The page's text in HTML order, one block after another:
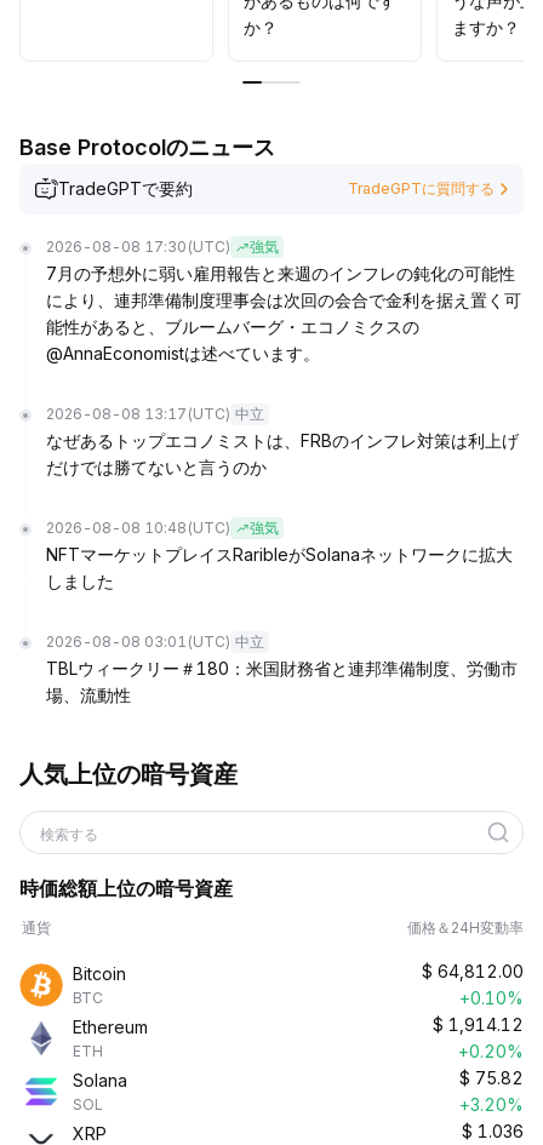
か？
ますか？
Base Protocolのニュース
TradeGPTで要約 TradeGPTに質問する
2026-08-08 17:30 (UTC) 強気
7月の予想外に弱い雇用報告と来週のインフレの鈍化の可能性
により、連邦準備制度理事会は次回の会合で金利を据え置く可
能性があると、ブルームバーグ・エコノミクスの
@AnnaEconomistは述べています。
2026-08-08 13:17 (UTC) 中立
なぜあるトップエコノミストは、FRBのインフレ対策は利上げ
だけでは勝てないと言うのか
2026-08-08 10:48 (UTC) 強気
NFTマーケットプレイスRaribleがSolanaネットワークに拡大
しました
2026-08-08 03:01 (UTC) 中立
TBLウィークリー＃180：米国財務省と連邦準備制度、労働市
場、流動性
人気上位の暗号資産
検索する
時価総額上位の暗号資産
通貨 価格＆24H変動率
Bitcoin
BTC
$ 64,812.00
+0.10%
Ethereum
ETH
$ 1,914.12
+0.20%
Solana
SOL
$ 75.82
+3.20%
XRP
$ 1.036